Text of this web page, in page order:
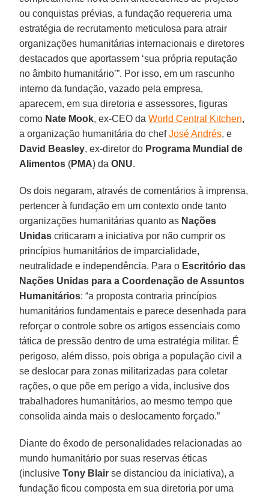
ou conquistas prévias, a fundação requereria uma
estratégia de recrutamento meticulosa para atrair
organizações humanitárias internacionais e diretores
destacados que aportassem ‘sua própria reputação
no âmbito humanitário’”. Por isso, em um rascunho
interno da fundação, vazado pela empresa,
aparecem, em sua diretoria e assessores, figuras
como Nate Mook, ex-CEO daWorld Central Kitchen,
a organização humanitária do chefJosé Andrés, e
David Beasley, ex-diretor do Programa Mundial de
Alimentos (PMA) daONU.
Os dois negaram, através de comentários à imprensa,
pertencer à fundação em um contexto onde tanto
organizações humanitárias quanto as Nações
Unidas criticaram a iniciativa por não cumprir os
princípios humanitários de imparcialidade,
neutralidade e independência. Para o Escritório das
Nações Unidas para a Coordenação de Assuntos
Humanitários: “a proposta contraria princípios
humanitários fundamentais e parece desenhada para
reforçar o controle sobre os artigos essenciais como
tática de pressão dentro de uma estratégia militar. É
perigoso, além disso, pois obriga a população civil a
se deslocar para zonas militarizadas para coletar
rações, o que põe em perigo a vida, inclusive dos
trabalhadores humanitários, ao mesmo tempo que
consolida ainda mais o deslocamento forçado.”
Diante do êxodo de personalidades relacionadas ao
mundo humanitário por suas reservas éticas
(inclusiveTony Blair se distanciou da iniciativa), a
fundação ficou composta em sua diretoria por uma